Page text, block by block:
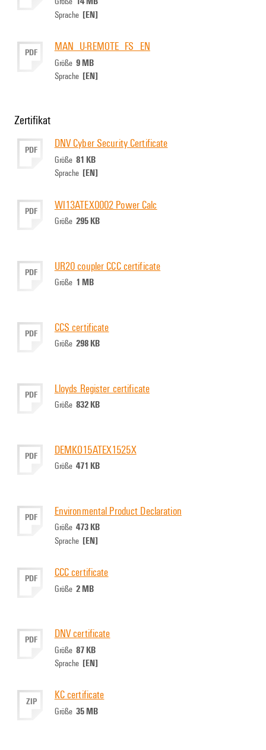
Sprache [EN]
PDF MAN_U-REMOTE_FS_EN
Größe 9 MB
Sprache [EN]
Zertifikat
PDF DNV Cyber Security Certificate
Größe 81 KB
Sprache [EN]
PDF WI13ATEX0002 Power Calc
Größe 295 KB
PDF UR20 coupler CCC certificate
Größe 1 MB
PDF CCS certificate
Größe 298 KB
PDF Lloyds Register certificate
Größe 832 KB
PDF DEMKO15ATEX1525X
Größe 471 KB
PDF Environmental Product Declaration
Größe 473 KB
Sprache [EN]
PDF CCC certificate
Größe 2 MB
PDF DNV certificate
Größe 87 KB
Sprache [EN]
ZIP KC certificate
Größe 35 MB